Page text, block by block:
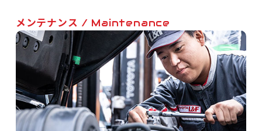
メンテナンス / Maintenance